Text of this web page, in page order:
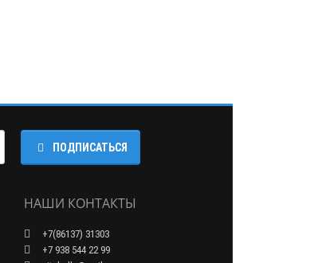
ПОДПИСАТЬСЯ
НАШИ КОНТАКТЫ
+7(86137) 31303
+7 938 544 22 99